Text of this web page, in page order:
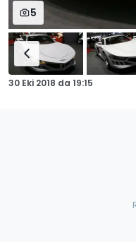
5
30 Eki 2018 da 19:15